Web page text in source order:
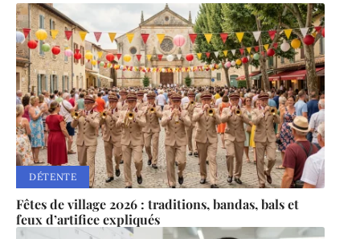
DÉTENTE
Fêtes de village 2026 : traditions, bandas, bals et
feux d’artifice expliqués